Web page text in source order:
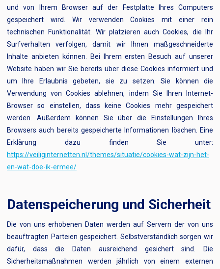
und von Ihrem Browser auf der Festplatte Ihres Computers
gespeichert wird. Wir verwenden Cookies mit einer rein
technischen Funktionalität. Wir platzieren auch Cookies, die Ihr
Surfverhalten verfolgen, damit wir Ihnen maßgeschneiderte
Inhalte anbieten können. Bei Ihrem ersten Besuch auf unserer
Website haben wir Sie bereits über diese Cookies informiert und
um Ihre Erlaubnis gebeten, sie zu setzen. Sie können die
Verwendung von Cookies ablehnen, indem Sie Ihren Internet-
Browser so einstellen, dass keine Cookies mehr gespeichert
werden. Außerdem können Sie über die Einstellungen Ihres
Browsers auch bereits gespeicherte Informationen löschen. Eine
Erklärung dazu finden Sie unter:
https://veiliginternetten.nl/themes/situatie/cookies-wat-zijn-het-
en-wat-doe-ik-ermee/
Datenspeicherung und Sicherheit
Die von uns erhobenen Daten werden auf Servern der von uns
beauftragten Parteien gespeichert. Selbstverständlich sorgen wir
dafür, dass die Daten ausreichend gesichert sind. Die
Sicherheitsmaßnahmen werden jährlich von einem externen